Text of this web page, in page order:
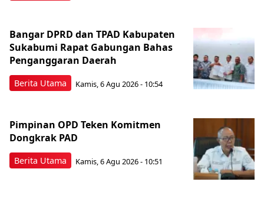
Berita Utama
Bangar DPRD dan TPAD Kabupaten
Sukabumi Rapat Gabungan Bahas
Penganggaran Daerah
Kamis, 6 Agu 2026 - 10:54
Berita Utama
Pimpinan OPD Teken Komitmen
Dongkrak PAD
Kamis, 6 Agu 2026 - 10:51